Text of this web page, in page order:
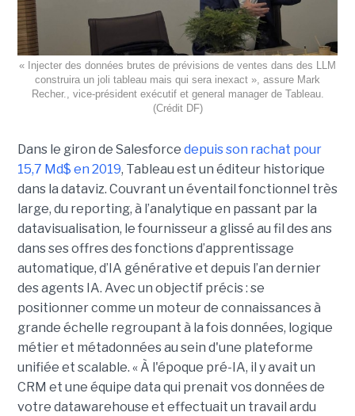
« Injecter des données brutes de prévisions de ventes dans des LLM
construira un joli tableau mais qui sera inexact », assure Mark
Recher., vice-président exécutif et general manager de Tableau.
(Crédit DF)
Dans le giron de Salesforce depuis son rachat pour
15,7 Md$ en 2019, Tableau est un éditeur historique
dans la dataviz. Couvrant un éventail fonctionnel très
large, du reporting, à l’analytique en passant par la
datavisualisation, le fournisseur a glissé au fil des ans
dans ses offres des fonctions d’apprentissage
automatique, d’IA générative et depuis l’an dernier
des agents IA. Avec un objectif précis : se
positionner comme un moteur de connaissances à
grande échelle regroupant à la fois données, logique
métier et métadonnées au sein d'une plateforme
unifiée et scalable. « À l'époque pré-IA, il y avait un
CRM et une équipe data qui prenait vos données de
votre datawarehouse et effectuait un travail ardu